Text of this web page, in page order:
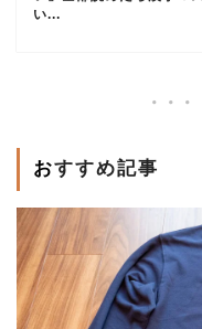
い...
おすすめ記事